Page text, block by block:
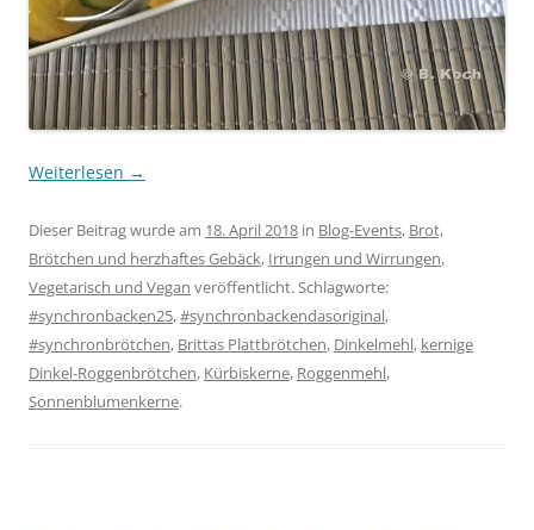
Weiterlesen →
Dieser Beitrag wurde am 18. April 2018 in Blog-Events, Brot,
Brötchen und herzhaftes Gebäck, Irrungen und Wirrungen,
Vegetarisch und Vegan veröffentlicht. Schlagworte:
#synchronbacken25,#synchronbackendasoriginal,
#synchronbrötchen, Brittas Plattbrötchen, Dinkelmehl, kernige
Dinkel-Roggenbrötchen, Kürbiskerne, Roggenmehl,
Sonnenblumenkerne.